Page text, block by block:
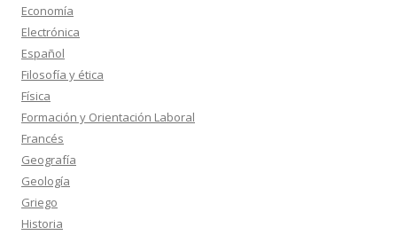
Economía
Electrónica
Español
Filosofía y ética
Física
Formación y Orientación Laboral
Francés
Geografía
Geología
Griego
Historia